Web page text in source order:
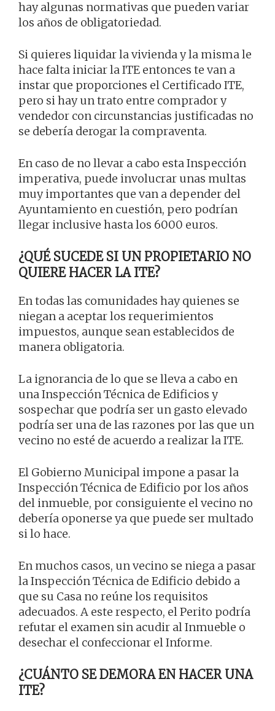
hay algunas normativas que pueden variar
los años de obligatoriedad.
Si quieres liquidar la vivienda y la misma le
hace falta iniciar la ITE entonces te van a
instar que proporciones el Certificado ITE,
pero si hay un trato entre comprador y
vendedor con circunstancias justificadas no
se debería derogar la compraventa.
En caso de no llevar a cabo esta Inspección
imperativa, puede involucrar unas multas
muy importantes que van a depender del
Ayuntamiento en cuestión, pero podrían
llegar inclusive hasta los 6000 euros.
¿QUÉ SUCEDE SI UN PROPIETARIO NO
QUIERE HACER LA ITE?
En todas las comunidades hay quienes se
niegan a aceptar los requerimientos
impuestos, aunque sean establecidos de
manera obligatoria.
La ignorancia de lo que se lleva a cabo en
una Inspección Técnica de Edificios y
sospechar que podría ser un gasto elevado
podría ser una de las razones por las que un
vecino no esté de acuerdo a realizar la ITE.
El Gobierno Municipal impone a pasar la
Inspección Técnica de Edificio por los años
del inmueble, por consiguiente el vecino no
debería oponerse ya que puede ser multado
si lo hace.
En muchos casos, un vecino se niega a pasar
la Inspección Técnica de Edificio debido a
que su Casa no reúne los requisitos
adecuados. A este respecto, el Perito podría
refutar el examen sin acudir al Inmueble o
desechar el confeccionar el Informe.
¿CUÁNTO SE DEMORA EN HACER UNA
ITE?